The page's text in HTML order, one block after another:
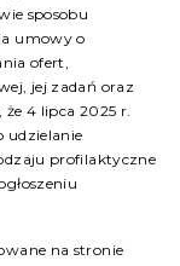
sposobu
umowy o
ofert,
jej zadań oraz
4 lipca 2025 r.
udzielanie
profilaktyczne
na stronie